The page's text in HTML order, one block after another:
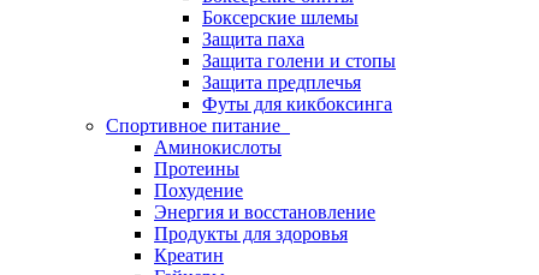
Боксерские шлемы
Защита паха
Защита голени и стопы
Защита предплечья
Футы для кикбоксинга
Спортивное питание
Аминокислоты
Протеины
Похудение
Энергия и восстановление
Продукты для здоровья
Креатин